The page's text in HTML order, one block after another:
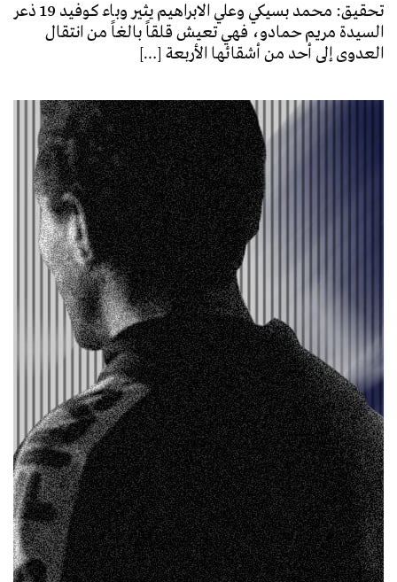
تحقيق: محمد بسيكي وعلي الابراهيم يثير وباء كوفيد 19 ذعر
السيدة مريم حمادو، فهي تعيش قلقاً بالغاً من انتقال
العدوى إلى أحد من أشقائها الأربعة […]